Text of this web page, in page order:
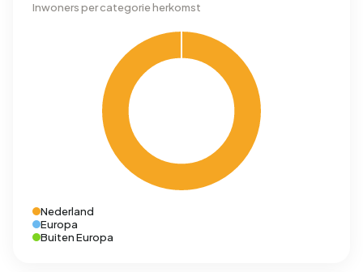
Inwoners per categorie herkomst
Nederland
Europa
Buiten Europa